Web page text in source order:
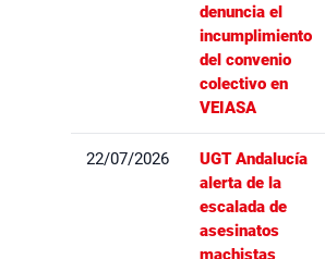
denuncia el
incumplimiento
del convenio
colectivo en
VEIASA
22/07/2026
UGT Andalucía
alerta de la
escalada de
asesinatos
machistas